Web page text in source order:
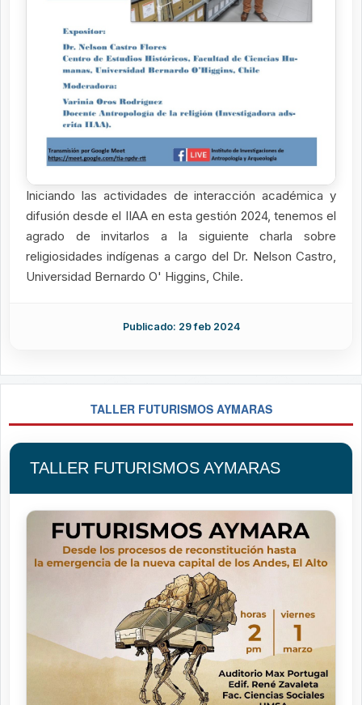
Iniciando las actividades de interacción académica y
difusión desde el IIAA en esta gestión 2024, tenemos el
agrado de invitarlos a la siguiente charla sobre
religiosidades indígenas a cargo del Dr. Nelson Castro,
Universidad Bernardo O' Higgins, Chile.
Publicado: 29 feb 2024
TALLER FUTURISMOS AYMARAS
TALLER FUTURISMOS AYMARAS